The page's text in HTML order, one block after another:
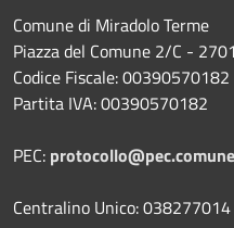
Comune di Miradolo Terme
Piazza del Comune 2/C -
Codice Fiscale: 00390570182
Partita IVA: 00390570182
PEC:
Centralino Unico: 038277014